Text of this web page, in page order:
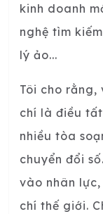
kinh doanh
nghệ tìm
lý ảo...
Tôi cho rằng,
chí là điều
nhiều tòa
chuyển đổi
vào nhân
chí thế giới.